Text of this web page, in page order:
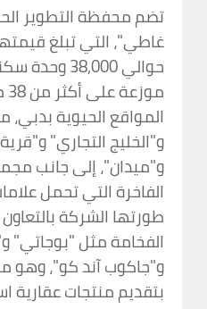
تضم محفظة التطوير
حوالي 38,000
المواقع الحيوية
و"الخليج التجاري"
و"ميدان"، إلى جانب
الفاخرة التي تحمل
طورتها الشركة
الفخامة مثل
و"جاكوب آند كو"، وهو
بتقديم منتجات عقارية